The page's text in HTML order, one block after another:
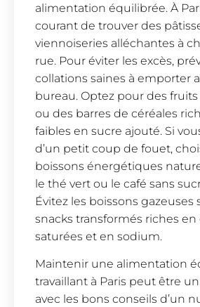
alimentation équilibrée. À
courant de trouver des
viennoiseries alléchantes à
rue. Pour éviter les excès,
collations saines à emporter
bureau. Optez pour des fruits
ou des barres de céréales
faibles en sucre ajouté. Si
d’un petit coup de fouet,
boissons énergétiques
le thé vert ou le café sans
Évitez les boissons gazeuses
snacks transformés riches en
saturées et en sodium.
Maintenir une alimentation
travaillant à Paris peut être
avec les bons conseils d’un